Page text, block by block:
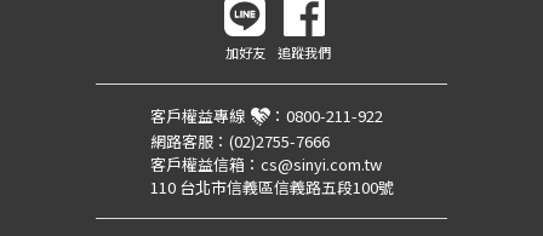
加好友 追蹤我們
客戶權益專線 ： 0800-211-922
網路客服： (02)2755-7666
客戶權益信箱： cs@sinyi.com.tw
110 台北市信義區信義路五段100號